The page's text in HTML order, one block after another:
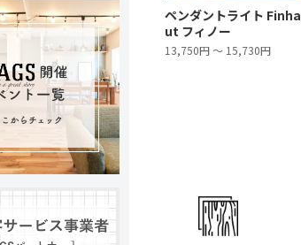
ペンダントライト Finha
ut フィノー
13,750円 ～ 15,730円